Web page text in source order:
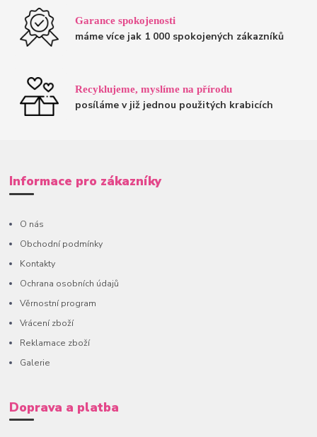
Garance spokojenosti
máme více jak 1 000 spokojených zákazníků
Recyklujeme, myslíme na přírodu
posíláme v již jednou použitých krabicích
Informace pro zákazníky
O nás
Obchodní podmínky
Kontakty
Ochrana osobních údajů
Věrnostní program
Vrácení zboží
Reklamace zboží
Galerie
Doprava a platba